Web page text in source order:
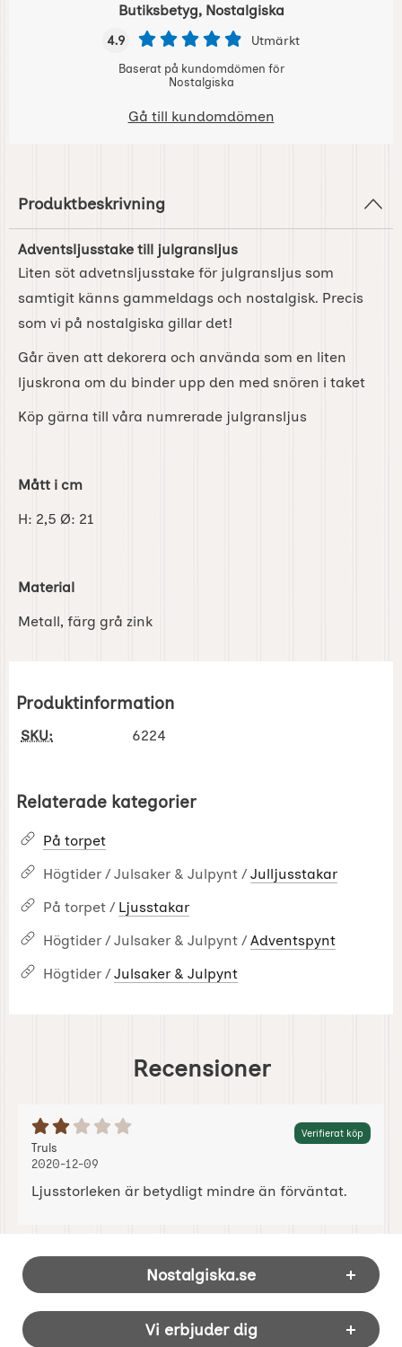
Butiksbetyg, Nostalgiska
4.9 Utmärkt
Baserat på kundomdömen för
Nostalgiska
Gå till kundomdömen
Produktbeskrivning
Adventsljusstake till julgransljus
Liten söt advetnsljusstake för julgransljus som
samtigit känns gammeldags och nostalgisk. Precis
som vi på nostalgiska gillar det!
Går även att dekorera och använda som en liten
ljuskrona om du binder upp den med snören i taket
Köp gärna till våra numrerade julgransljus
Mått i cm
H: 2,5 Ø: 21
Material
Metall, färg grå zink
Produktinformation
SKU: 6224
Relaterade kategorier
På torpet
Högtider / Julsaker & Julpynt / Julljusstakar
På torpet / Ljusstakar
Högtider / Julsaker & Julpynt / Adventspynt
Högtider / Julsaker & Julpynt
Recensioner
Betyg: 2 Stjärnor av 5 Verifierat köp
Recension av:
Truls
2020-12-09
Ljusstorleken är betydligt mindre än förväntat.
Sidfot Blandad info och länkar
Nostalgiska.se
Vi erbjuder dig